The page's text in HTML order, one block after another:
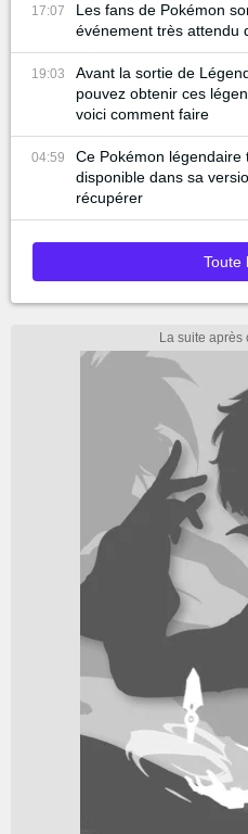
17:07
Les fans de Pokémon
événement très attendu
19:03
Avant la sortie de
pouvez obtenir ces
voici comment faire
04:59
Ce Pokémon
disponible dans sa
récupérer
Toute